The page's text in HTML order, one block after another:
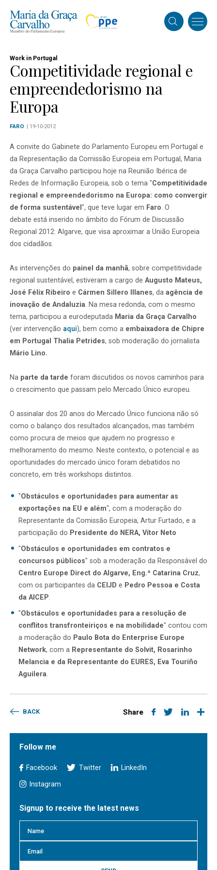
Work in Portugal
Competitividade regional e
empreendedorismo na
Europa
FARO | 19-10-2012
A convite do Gabinete do Parlamento Europeu em Portugal e
da Representação da Comissão Europeia em Portugal, Maria
da Graça Carvalho participou hoje na Reunião Ibérica de
Redes de Informação Europeia, sob o tema "Competitividade
regional e empreendedorismo na Europa: como convergir
de forma sustentável ", que teve lugar em Faro. O
debate está inserido no âmbito do Fórum de Discussão
Regional 2012: Algarve, que visa aproximar a União Europeia
dos cidadãos.
As intervenções do painel da manhã, sobre competitividade
regional sustentável, estiveram a cargo de Augusto Mateus,
José Félix Ribeiro e Cármen Sillero Illanes, da agência de
inovação de Andaluzia. Na mesa redonda, com o mesmo
tema, participou a eurodeputada Maria da Graça Carvalho
(ver intervenção aqui), bem como a embaixadora de Chipre
em Portugal Thalia Petrides, sob moderação do jornalista
Mário Lino.
Na parte da tarde foram discutidos os novos caminhos para
o crescimento que passam pelo Mercado Único europeu.
O assinalar dos 20 anos do Mercado Único funciona não só
como o balanço dos resultados alcançados, mas também
como procura de meios que ajudem no progresso e
melhoramento do mesmo. Neste contexto, o potencial e as
oportunidades do mercado único foram debatidos no
concreto, em três workshops distintos.
"Obstáculos e oportunidades para aumentar as
exportações na EU e além", com a moderação do
Representante da Comissão Europeia, Artur Furtado, e a
participação do Presidente do NERA, Vítor Neto
"Obstáculos e oportunidades em contratos e
concursos públicos" sob a moderação da Responsável do
Centro Europe Direct do Algarve, Eng.ª Catarina Cruz,
com os participantes da CEIJD e Pedro Pessoa e Costa
da AICEP.
"Obstáculos e oportunidades para a resolução de
conflitos transfronteiriços e na mobilidade" contou com
a moderação do Paulo Bota do Enterprise Europe
Network, com a Representante do Solvit, Rosarinho
Melancia e da Representante do EURES, Eva Touriño
Aguilera.
BACK Share
Follow me
Facebook Twitter LinkedIn
Instagram
Signup to receive the latest news